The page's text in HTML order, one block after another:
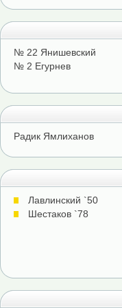
№ 22 Янишевский
№ 2 Егурнев
Радик Ямлиханов
Лавлинский `50
Шестаков `78